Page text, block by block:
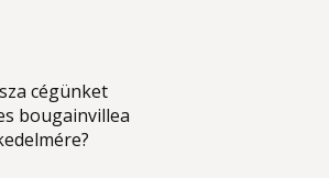
cégünket
bougainvillea